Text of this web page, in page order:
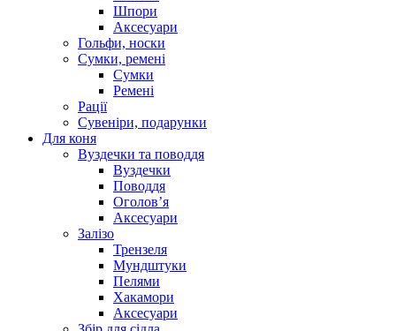
Шпори
Аксесуари
Гольфи, носки
Сумки, ремені
Сумки
Ремені
Рації
Сувеніри, подарунки
Для коня
Вуздечки та поводдя
Вуздечки
Поводдя
Оголов’я
Аксесуари
Залізо
Трензеля
Мундштуки
Пелями
Хакамори
Аксесуари